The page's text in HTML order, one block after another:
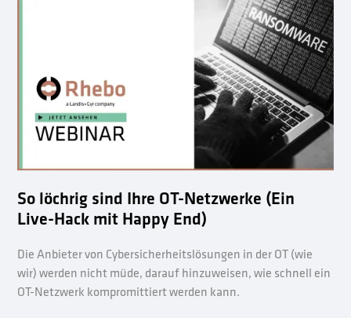
So löchrig sind Ihre OT-Netzwerke (Ein
Live-Hack mit Happy End)
Die Anbieter von Cybersicherheitslösungen in der OT (wie
wir) werden nicht müde, darauf hinzuweisen, wie schnell ein
OT-Netzwerk kompromittiert werden kann.